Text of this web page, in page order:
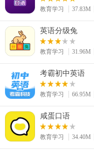
96款应用
教育学习 37.83M
英语分级兔
教育学习 31.96M
考霸初中英语
教育学习 66.95M
咸蛋口语
教育学习 34.40M